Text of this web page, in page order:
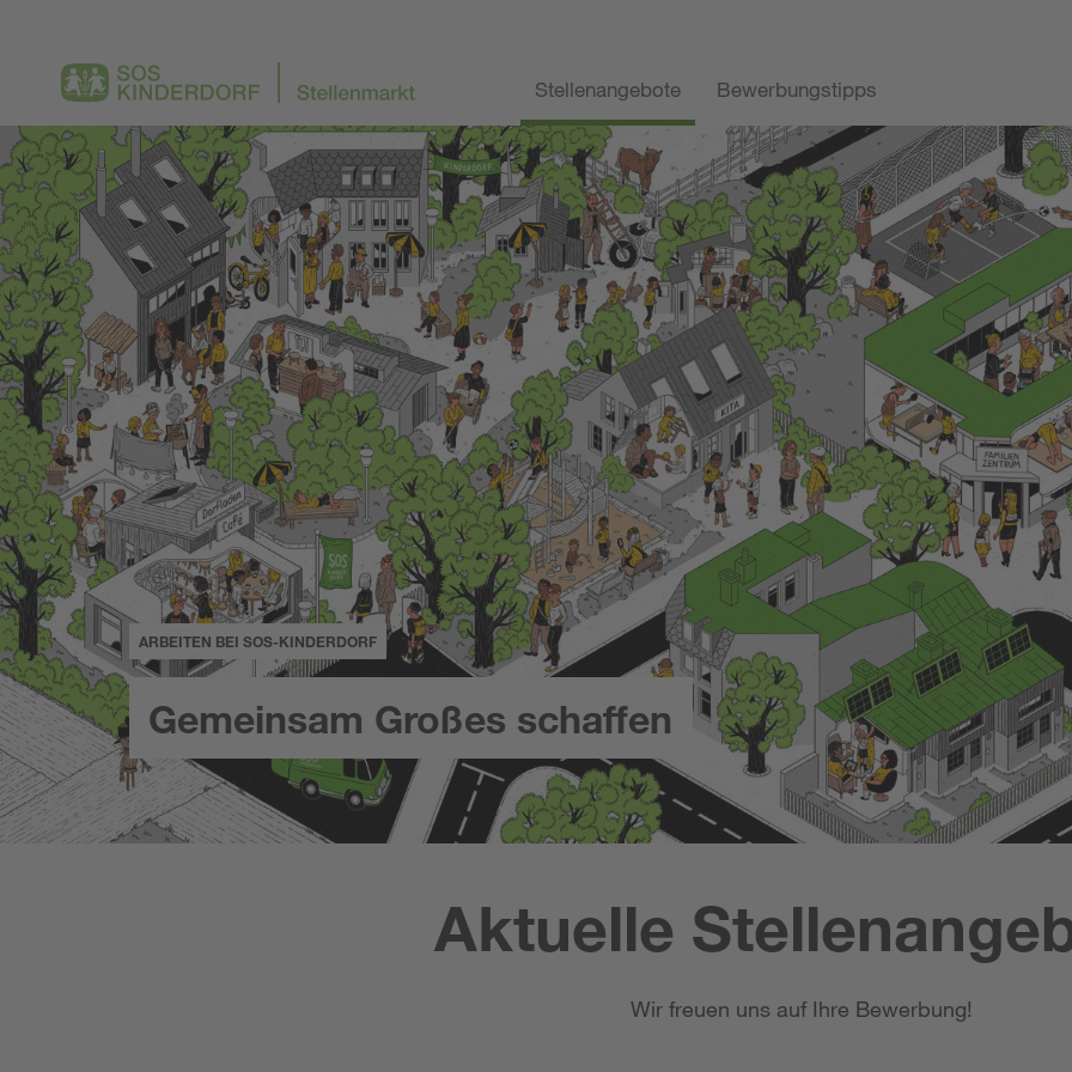
Stellenangebote Bewerbungstipps
ARBEITEN BEI SOS-KINDERDORF
Gemeinsam Großes schaffen
Aktuelle
Wir freuen uns auf Ihre Bewerbung!